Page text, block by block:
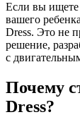
Если вы
вашего
Dress. Это не
решение,
с
Почему
Dress?